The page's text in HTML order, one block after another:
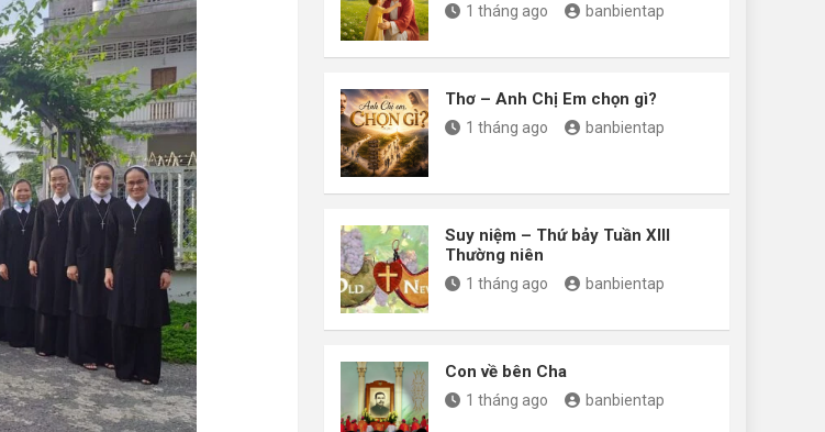
1 tháng ago banbientap
Thơ – Anh Chị Em chọn gì?
1 tháng ago banbientap
Suy niệm – Thứ bảy Tuần XIII
Thường niên
1 tháng ago banbientap
Con về bên Cha
1 tháng ago banbientap